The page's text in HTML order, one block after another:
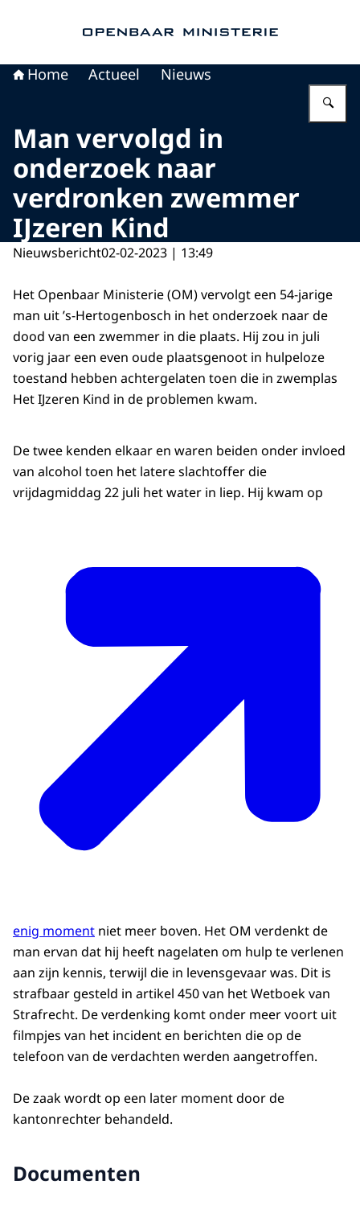
Home Actueel Nieuws
Man vervolgd in
onderzoek naar
verdronken zwemmer
IJzeren Kind
Nieuwsbericht02-02-2023 | 13:49
Het Openbaar Ministerie (OM) vervolgt een 54-jarige
man uit ’s-Hertogenbosch in het onderzoek naar de
dood van een zwemmer in die plaats. Hij zou in juli
vorig jaar een even oude plaatsgenoot in hulpeloze
toestand hebben achtergelaten toen die in zwemplas
Het IJzeren Kind in de problemen kwam.
De twee kenden elkaar en waren beiden onder invloed
van alcohol toen het latere slachtoffer die
vrijdagmiddag 22 juli het water in liep. Hij kwam op
enig moment niet meer boven. Het OM verdenkt de
man ervan dat hij heeft nagelaten om hulp te verlenen
aan zijn kennis, terwijl die in levensgevaar was. Dit is
strafbaar gesteld in artikel 450 van het Wetboek van
Strafrecht. De verdenking komt onder meer voort uit
filmpjes van het incident en berichten die op de
telefoon van de verdachten werden aangetroffen.
De zaak wordt op een later moment door de
kantonrechter behandeld.
Documenten